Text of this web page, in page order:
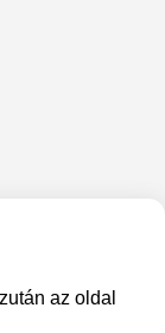
az oldal